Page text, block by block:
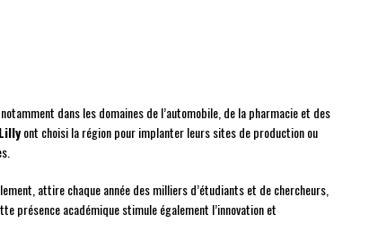
dans les domaines de l’automobile, de la pharmacie et des
Lillyont choisi la région pour implanter leurs sites de production ou
attire chaque année des milliers d’étudiants et de chercheurs,
présence académique stimule également l’innovation et